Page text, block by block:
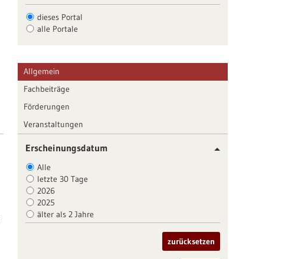
dieses Portal
alle Portale
Allgemein
Fachbeiträge
Förderungen
Veranstaltungen
Erscheinungsdatum
Alle
letzte 30 Tage
2026
2025
älter als 2 Jahre
zurücksetzen